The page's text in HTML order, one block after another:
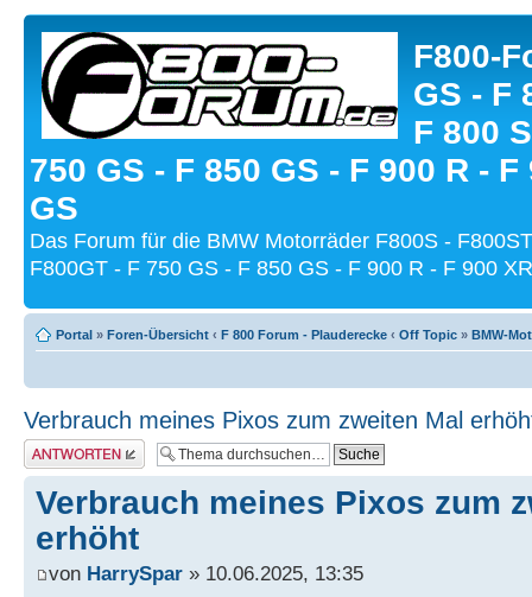
F800-
GS - F
F 800
750 GS - F 850 GS - F 900 R - F
GS
Das Forum für die BMW Motorräder F800S -
F800GT - F 750 GS - F 850 GS - F 900 R - F 900
Portal » Foren-Übersicht ‹ F 800 Forum - Plauderecke ‹ Off Topic » BMW-
Verbrauch meines Pixos zum zweiten Mal
Antwort schreiben
Verbrauch meines Pixos zum
erhöht
von HarrySpar » 10.06.2025, 13:35